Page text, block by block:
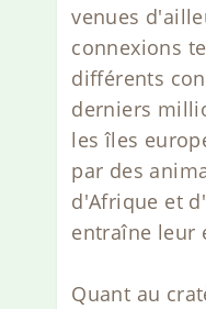
venues
connexions
différents
derniers
les îles
par des
d'Afrique et
entraîne leur
Quant au